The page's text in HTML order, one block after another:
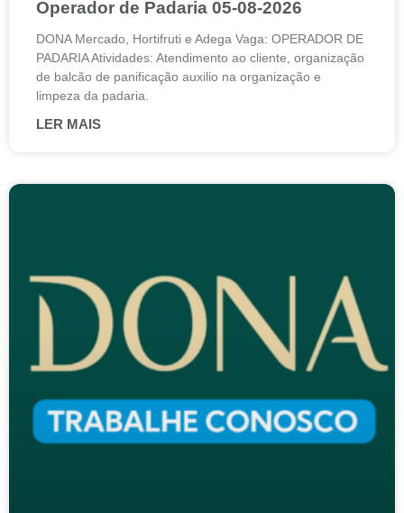
Operador de Padaria 05-08-2026
DONA Mercado, Hortifruti e Adega Vaga: OPERADOR DE
PADARIA Atividades: Atendimento ao cliente, organização
de balcão de panificação auxilio na organização e
limpeza da padaria.
LER MAIS